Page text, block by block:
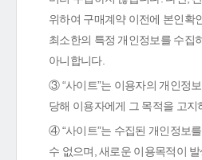
위하여 구매계약 이전에 본인확
최소한의 특정 개인정보를 수집
아니합니다.
③ “사이트”는 이용자의 개인정
당해 이용자에게 그 목적을 고지
④ “사이트”는 수집된 개인정보
수 없으며, 새로운 이용목적이